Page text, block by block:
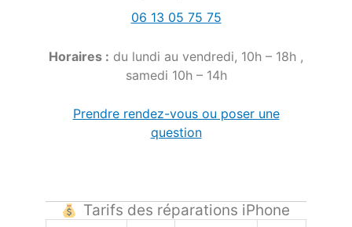
06 13 05 75 75
Horaires : du lundi au vendredi, 10h – 18h ,
samedi 10h – 14h
Prendre rendez-vous ou poser une
question
Tarifs des réparations iPhone